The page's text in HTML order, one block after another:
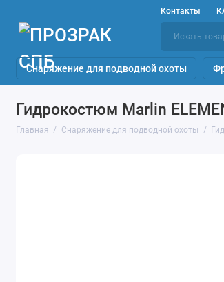
Контакты
Снаряжение для подводной охоты
Гидрокостюм Marlin
Главная Снаряжение для подводной охоты